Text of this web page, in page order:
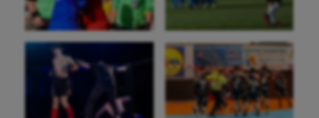
Escrime
Fitness
Flag football
Football américain